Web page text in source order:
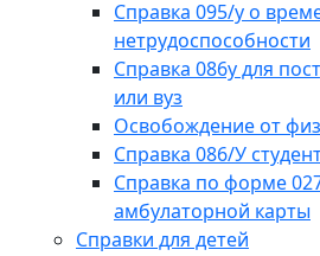
Справка 095/у о
нетрудоспособности
Справка 086у для
или вуз
Освобождение от
Справка 086/У
Справка по форме
амбулаторной карты
Справки для детей